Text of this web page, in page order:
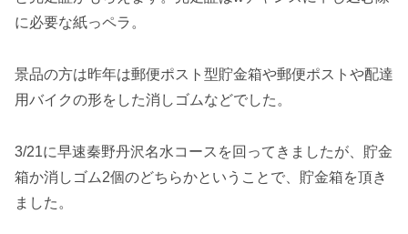
に必要な紙っペラ。
景品の方は昨年は郵便ポスト型貯金箱や郵便ポストや配達
用バイクの形をした消しゴムなどでした。
3/21に早速秦野丹沢名水コースを回ってきましたが、貯金
箱か消しゴム2個のどちらかということで、貯金箱を頂き
ました。